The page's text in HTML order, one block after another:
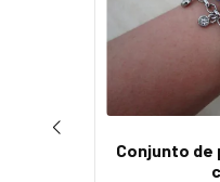
Conjunto de